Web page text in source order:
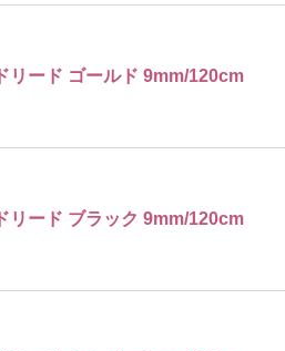
リード ゴールド 9mm/120cm
リード ブラック 9mm/120cm